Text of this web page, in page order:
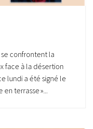
confrontent la
face à la désertion
lundi a été signé le
terrasse »...